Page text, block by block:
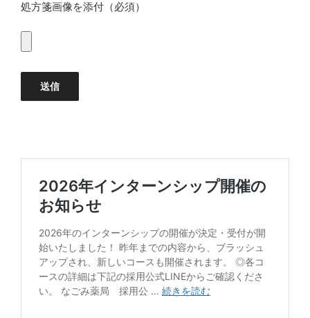
処方箋画像を添付（必須）